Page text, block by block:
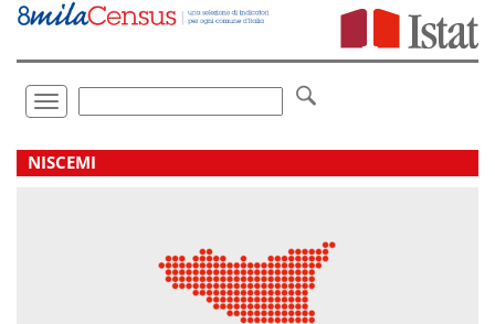
Vai
direttamente
Toggle
navigation
.
NISCEMI